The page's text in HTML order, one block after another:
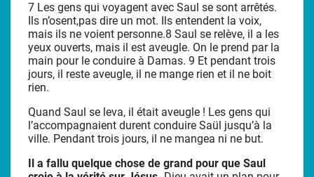
7 Les gens qui voyagent avec Saul se sont arrêtés.
Ils n’osent,pas dire un mot. Ils entendent la voix,
mais ils ne voient personne.8 Saul se relève, il a les
yeux ouverts, mais il est aveugle. On le prend par la
main pour le conduire à Damas. 9 Et pendant trois
jours, il reste aveugle, il ne mange rien et il ne boit
rien.
Quand Saul se leva, il était aveugle ! Les gens qui
l’accompagnaient durent conduire Saül jusqu’à la
ville. Pendant trois jours, il ne mangea ni ne but.
Il a fallu quelque chose de grand pour que Saul